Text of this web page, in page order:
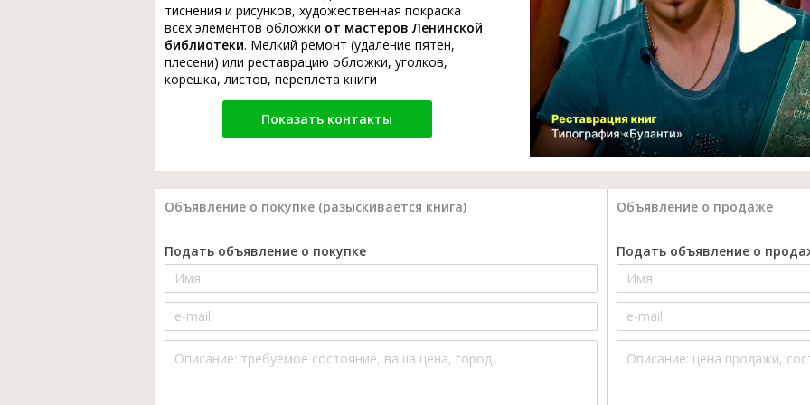
тиснения и рисунков, художественная покраска
всех элементов обложки от мастеров Ленинской
библиотеки. Мелкий ремонт (удаление пятен,
плесени) или реставрацию обложки, уголков,
корешка, листов, переплета книги
Показать контакты
Объявление о покупке (разыскивается книга) Объявление о продаже
Подать объявление о покупке Подать объявление о